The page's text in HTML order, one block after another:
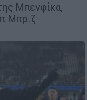
Μπενφίκα,
Μπριζ